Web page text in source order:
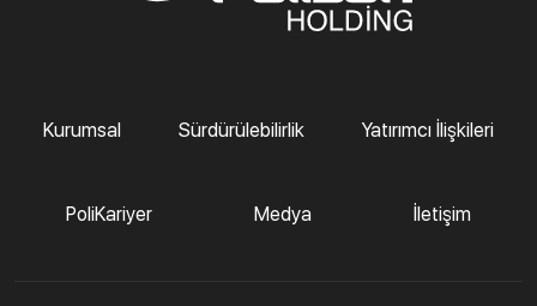
Kurumsal Sürdürülebilirlik Yatırımcı İlişkileri
PoliKariyer Medya İletişim